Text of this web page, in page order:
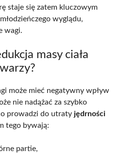
staje się zatem kluczowym
wyglądu,
wagi.
masy ciała
może mieć negatywny wpływ
nie nadążać za szybko
prowadzi do utraty jędrności
tego bywają:
partie,